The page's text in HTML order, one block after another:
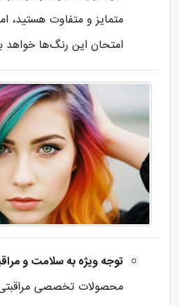
متمایز و متفاوت هستید،
امتحان این رنگ‌ها خواهد
توجه ویژه به سلامت و
محصولات تخصصی